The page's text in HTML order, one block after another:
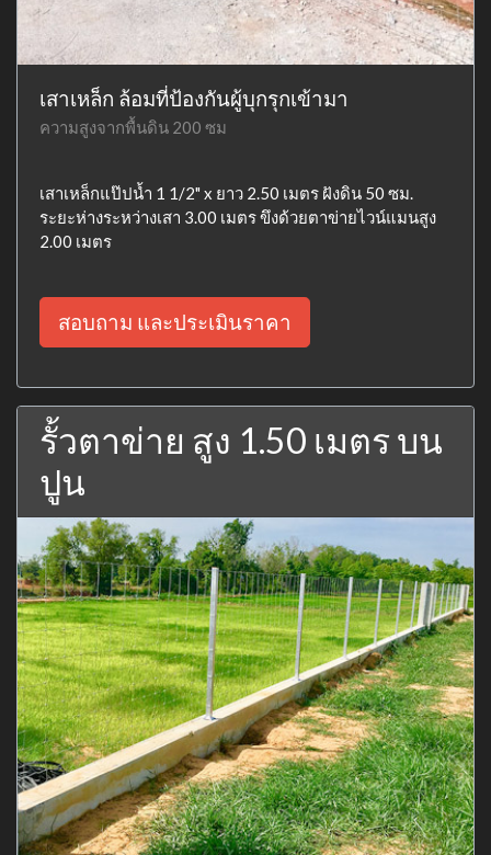
เสาเหล็ก ล้อมที่ป้องกันผู้บุกรุกเข้ามา
ความสูงจากพื้นดิน 200 ซม
เสาเหล็กแป๊ปน้ำ 1 1/2" x ยาว 2.50 เมตร ฝังดิน 50 ซม.
ระยะห่างระหว่างเสา 3.00 เมตร ขึงด้วยตาข่ายไวน์แมนสูง
2.00 เมตร
สอบถาม และประเมินราคา
รั้วตาข่าย สูง 1.50 เมตร บน
ปูน